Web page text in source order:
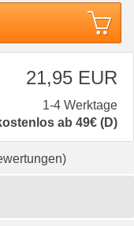
21,95 EUR
1-4 Werktage
ab 49€ (D)